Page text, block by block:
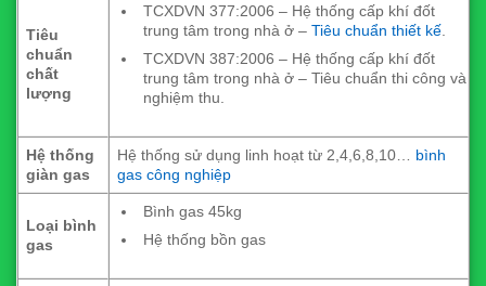
Tiêu
chuẩn
chất
lượng
TCXDVN 377:2006 – Hệ thống cấp khí đốt
trung tâm trong nhà ở – Tiêu chuẩn thiết kế.
TCXDVN 387:2006 – Hệ thống cấp khí đốt
trung tâm trong nhà ở – Tiêu chuẩn thi công và
nghiệm thu.
Hệ thống
giàn gas
Hệ thống sử dụng linh hoạt từ 2,4,6,8,10… bình
gas công nghiệp
Loại bình
gas
Bình gas 45kg
Hệ thống bồn gas